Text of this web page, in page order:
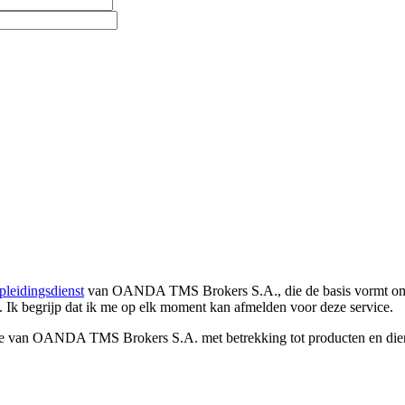
van OANDA TMS Brokers S.A., die de basis vormt
Ik begrijp dat ik me op elk moment kan afmelden voor deze service.
OANDA TMS Brokers S.A. met betrekking tot producten en